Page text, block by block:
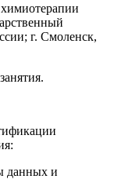
г. Смоленск,
данных и